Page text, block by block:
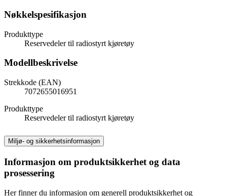
Nøkkelspesifikasjon
Produkttype
Reservedeler til radiostyrt kjøretøy
Modellbeskrivelse
Strekkode (EAN)
7072655016951
Produkttype
Reservedeler til radiostyrt kjøretøy
Miljø- og sikkerhetsinformasjon
Informasjon om produktsikkerhet og data
prosessering
Her finner du informasjon om generell produktsikkerhet og